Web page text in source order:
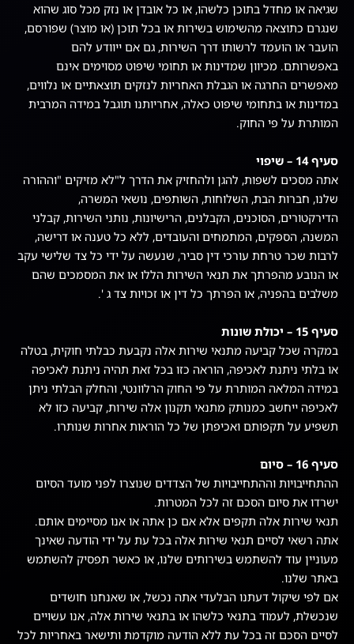
שגיאה או מחדל בתוכן כלשהו, או כל אובדן או נזק מכל סוג שהוא
שנגרם כתוצאה מהשימוש בשירות או בכל תוכן (או מוצר) שפורסם,
הועבר או הועמד לרשותו דרך השירות, גם אם ייוודע להם
באפשרותם. מכיוון שמדינות או תחומי שיפוט מסוימים אינם
מאפשרים החרגה או הגבלת האחריות לנזקים תוצאתיים או נלווים,
במדינות או בתחומי שיפוט כאלה, אחריותנו תוגבל במידה המרבית
המותרת על פי החוק.
סעיף 14 – שיפוי
אתה מסכים לשפות, להגן ולהחזיק את הדרך ל"לא מזיקים "וההורה
שלנו, חברות הבת, השלוחות, השותפים, נושאי המשרה,
הדירקטורים, הסוכנים, הקבלנים, הרישיונות, נותני השירות, קבלני
המשנה, הספקים, המתמחים והעובדים, ללא כל טענה או דרישה,
לרבות שכר טרחת עורכי דין סביר, שנעשה על ידי כל צד שלישי עקב
או הנובע מהפרתך את תנאי השירות הללו או את המסמכים שהם
משלבים בהפניה, או הפרתך כל דין או זכויות צד ג '.
סעיף 15 – יכולת שונות
במקרה שכל קביעה מתנאי שירות אלה נקבעת כבלתי חוקית, בטלה
או בלתי ניתנת לאכיפה, הוראה כזו בכל זאת תהיה ניתנת לאכיפה
במידה המלאה המותרת על פי החוק הרלוונטי, והחלק הבלתי ניתן
לאכיפה ייחשב כמנותק מתנאי תקנון אלה שירות, קביעה כזו לא
תשפיע על תקפותם ואכיפתן של כל הוראות אחרות שנותרו.
סעיף 16 – סיום
ההתחייבויות וההתחייבויות של הצדדים שנוצרו לפני מועד הסיום
ישרדו את סיום הסכם זה לכל המטרות.
תנאי שירות אלה תקפים אלא אם כן אתה או אנו מסיימים אותם.
אתה רשאי לסיים תנאי שירות אלה בכל עת על ידי הודעה שאינך
מעוניין עוד להשתמש בשירותים שלנו, או כאשר תפסיק להשתמש
באתר שלנו.
אם לפי שיקול דעתנו הבלעדי אתה נכשל, או שאנחנו חושדים
שנכשלת, לעמוד בתנאי כלשהו או בתנאי שירות אלה, אנו עשויים
לסיים הסכם זה בכל עת ללא הודעה מוקדמת ותישאר באחריות לכל